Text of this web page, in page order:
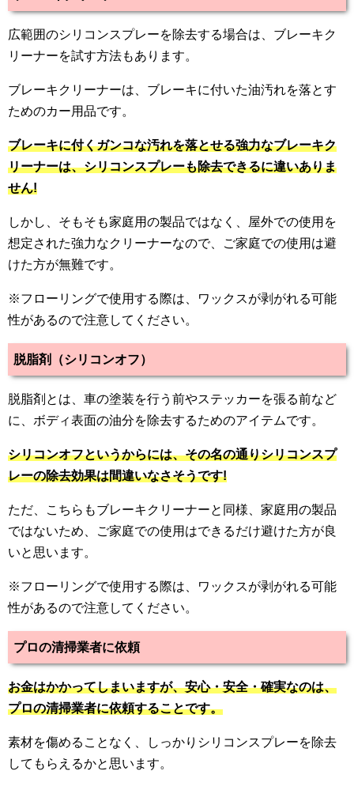
広範囲のシリコンスプレーを除去する場合は、ブレーキク
リーナーを試す方法もあります。
ブレーキクリーナーは、ブレーキに付いた油汚れを落とす
ためのカー用品です。
ブレーキに付くガンコな汚れを落とせる強力なブレーキク
リーナーは、シリコンスプレーも除去できるに違いありま
せん!
しかし、そもそも家庭用の製品ではなく、屋外での使用を
想定された強力なクリーナーなので、ご家庭での使用は避
けた方が無難です。
※フローリングで使用する際は、ワックスが剥がれる可能
性があるので注意してください。
脱脂剤（シリコンオフ）
脱脂剤とは、車の塗装を行う前やステッカーを張る前など
に、ボディ表面の油分を除去するためのアイテムです。
シリコンオフというからには、その名の通りシリコンスプ
レーの除去効果は間違いなさそうです!
ただ、こちらもブレーキクリーナーと同様、家庭用の製品
ではないため、ご家庭での使用はできるだけ避けた方が良
いと思います。
※フローリングで使用する際は、ワックスが剥がれる可能
性があるので注意してください。
プロの清掃業者に依頼
お金はかかってしまいますが、安心・安全・確実なのは、
プロの清掃業者に依頼することです。
素材を傷めることなく、しっかりシリコンスプレーを除去
してもらえるかと思います。